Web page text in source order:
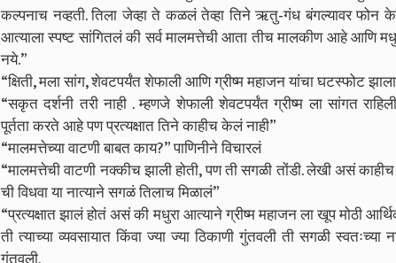
कल्पनाच नव्हती. तिला जेव्हा ते कळलं तेव्हा तिने ऋतु-गंध बंगल्यावर फोन
आत्याला स्पष्ट सांगितलं की सर्व मालमत्तेची आता तीच मालकीण आहे आणि
नये.”
“क्षिती, मला सांग, शेवटपर्यंत शेफाली आणि ग्रीष्म महाजन यांचा घटस्फोट
“सकृत दर्शनी तरी नाही . म्हणजे शेफाली शेवटपर्यंत ग्रीष्म ला सांगत
पूर्तता करते आहे पण प्रत्यक्षात तिने काहीच केलं नाही”
“मालमत्तेच्या वाटणी बाबत काय?” पाणिनीने विचारलं
“मालमत्तेची वाटणी नक्कीच झाली होती, पण ती सगळी तोंडी. लेखी असं
ची विधवा या नात्याने सगळं तिलाच मिळालं”
“प्रत्यक्षात झालं होतं असं की मधुरा आत्याने ग्रीष्म महाजन ला खूप मोठी
ती त्याच्या व्यवसायात किंवा ज्या ज्या ठिकाणी गुंतवली ती सगळी स्वतःच्या